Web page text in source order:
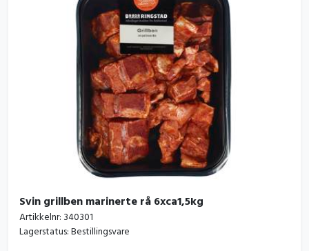
Svin grillben marinerte rå 6xca1,5kg
Artikkelnr: 340301
Lagerstatus:Bestillingsvare